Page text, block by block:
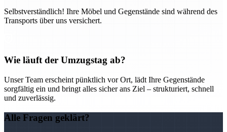
Selbstverständlich! Ihre Möbel und Gegenstände sind während des
Transports über uns versichert.
Wie läuft der Umzugstag ab?
Unser Team erscheint pünktlich vor Ort, lädt Ihre Gegenstände
sorgfältig ein und bringt alles sicher ans Ziel – strukturiert, schnell
und zuverlässig.
Alle Fragen geklärt?